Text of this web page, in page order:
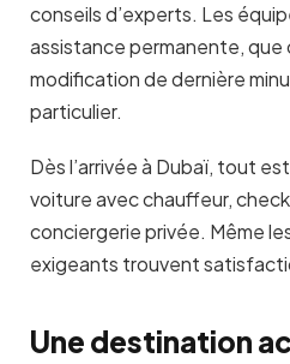
conseils d’experts. Les
assistance permanente, que
modification de dernière
particulier.
Dès l’arrivée à Dubaï, tout
voiture avec chauffeur,
conciergerie privée. Même
exigeants trouvent
Une destination